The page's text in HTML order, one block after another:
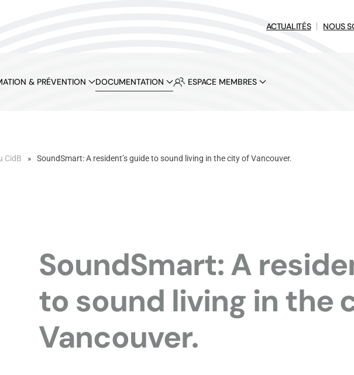
ACTUALITÉS NOUS
& PRÉVENTION DOCUMENTATION ESPACE MEMBRES
CidB SoundSmart: A resident’s guide to sound living in the city of Vancouver.
SoundSmart: A
to sound living in the
Vancouver.